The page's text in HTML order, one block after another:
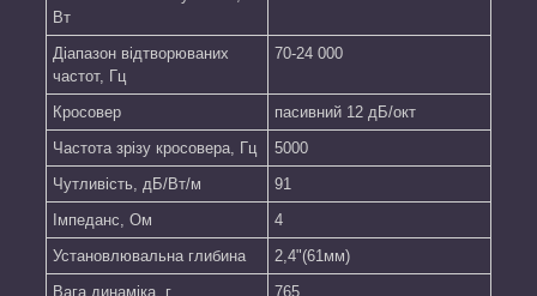
Вт
Діапазон відтворюваних
частот, Гц
70-24 000
Кросовер
пасивний 12 дБ/oкт
Частота зрізу кросовера, Гц
5000
Чутливість, дБ/Вт/м
91
Імпеданс, Ом
4
Установлювальна глибина
2,4"(61мм)
Вага динаміка, г
765